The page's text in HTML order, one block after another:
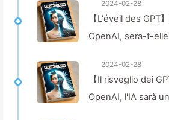
2024-02-28
【L'éveil des GPT
OpenAI, sera-t-
2024-02-28
【Il risveglio dei
OpenAI, l'IA sarà